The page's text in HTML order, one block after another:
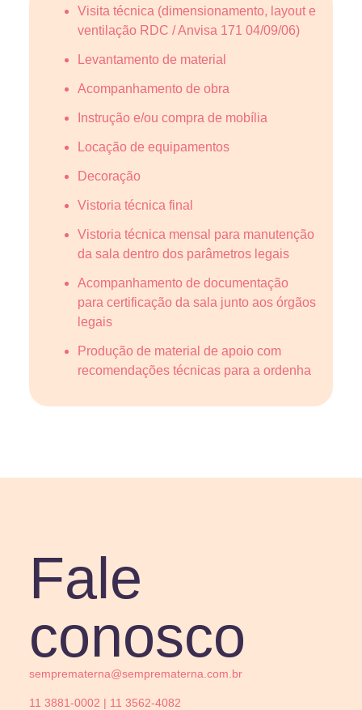
Visita técnica (dimensionamento, layout e
ventilação RDC / Anvisa 171 04/09/06)
Levantamento de material
Acompanhamento de obra
Instrução e/ou compra de mobília
Locação de equipamentos
Decoração
Vistoria técnica final
Vistoria técnica mensal para manutenção
da sala dentro dos parâmetros legais
Acompanhamento de documentação
para certificação da sala junto aos órgãos
legais
Produção de material de apoio com
recomendações técnicas para a ordenha
Fale
conosco
semprematerna@semprematerna.com.br
11 3881-0002 | 11 3562-4082